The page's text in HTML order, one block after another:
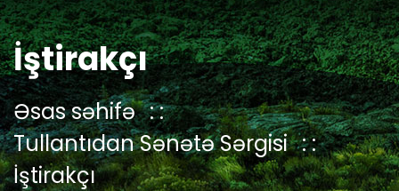
İştirakçı
Əsas səhifə
Tullantıdan Sənətə Sərgisi
İştirakçı